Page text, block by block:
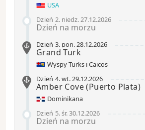
USA
Dzień 2. niedz.27.12.2026
Dzień na morzu
Dzień 3. pon.28.12.2026
Grand Turk
Wyspy Turks i Caicos
Dzień 4.wt.29.12.2026
Amber Cove(Puerto Plata)
Dominikana
Dzień 5.śr.30.12.2026
Dzień na morzu